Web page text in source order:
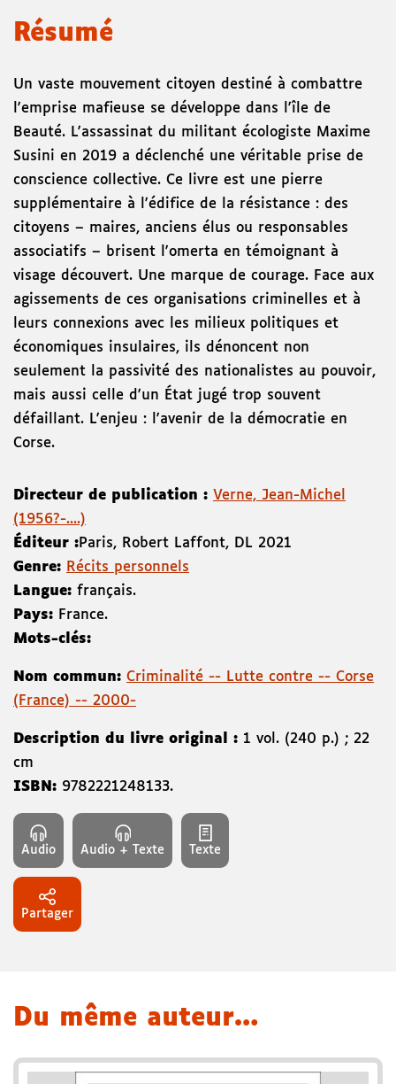
Résumé
Un vaste mouvement citoyen destiné à combattre
l'emprise mafieuse se développe dans l'île de
Beauté. L'assassinat du militant écologiste Maxime
Susini en 2019 a déclenché une véritable prise de
conscience collective. Ce livre est une pierre
supplémentaire à l'édifice de la résistance : des
citoyens – maires, anciens élus ou responsables
associatifs – brisent l'omerta en témoignant à
visage découvert. Une marque de courage. Face aux
agissements de ces organisations criminelles et à
leurs connexions avec les milieux politiques et
économiques insulaires, ils dénoncent non
seulement la passivité des nationalistes au pouvoir,
mais aussi celle d'un État jugé trop souvent
défaillant. L'enjeu : l'avenir de la démocratie en
Corse.
Directeur de publication : Verne, Jean-Michel
(1956?-....)
Éditeur :Paris, Robert Laffont, DL 2021
Genre: Récits personnels
Langue: français.
Pays: France.
Mots-clés:
Nom commun: Criminalité -- Lutte contre -- Corse
(France) -- 2000-
Description du livre original : 1 vol. (240 p.) ; 22
cm
ISBN: 9782221248133.
Audio Audio + Texte Texte
Partager
Du même auteur…